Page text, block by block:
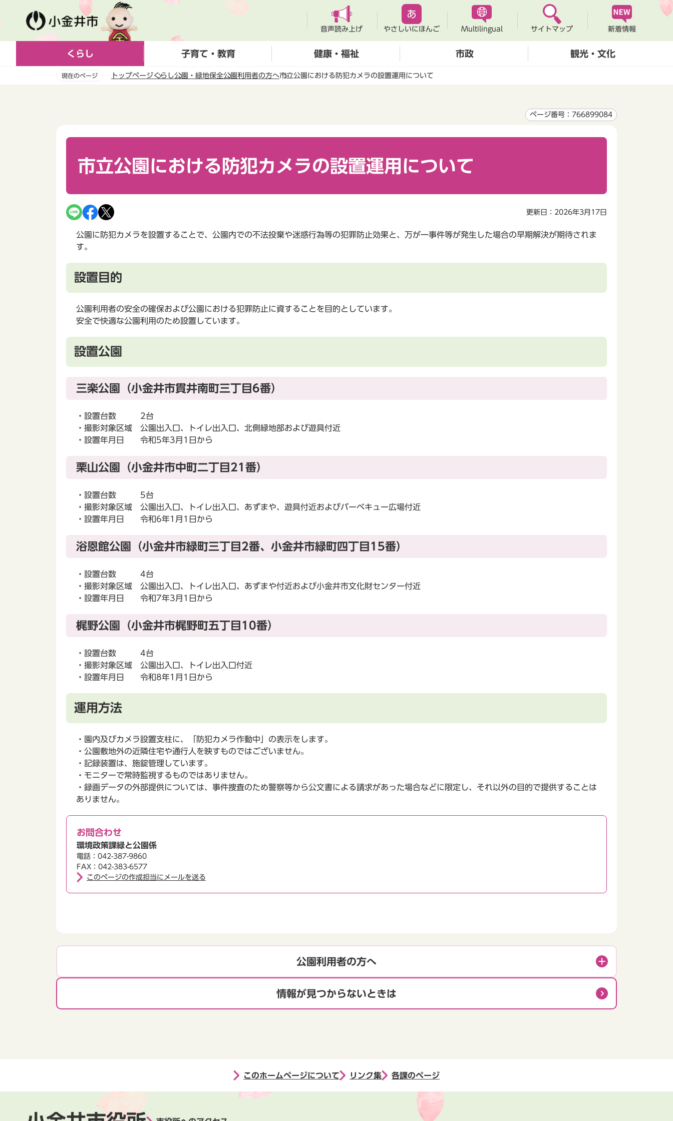
ー
音声読み上げ やさしいにほんご Multilingual サイトマップ 新着情報
くらし 子育て・教育 健康・福祉 市政 観光・文化
現在のページ トップページくらし公園・緑地保全公園利用者の方へ市立公園における防犯カメラの設置運用について
ページ番号：766899084
市立公園における防犯カメラの設置運用について
更新日：2026年3月17日
公園に防犯カメラを設置することで、公園内での不法投棄や迷惑行為等の犯罪防止効果と、万が一事件等が発生した場合の早期解決が期待されま
す。
設置目的
公園利用者の安全の確保および公園における犯罪防止に資することを目的としています。
安全で快適な公園利用のため設置しています。
設置公園
三楽公園（小金井市貫井南町三丁目6番）
・設置台数 2台
・撮影対象区域 公園出入口、トイレ出入口、北側緑地部および遊具付近
・設置年月日 令和5年3月1日から
栗山公園（小金井市中町二丁目21番）
・設置台数 5台
・撮影対象区域 公園出入口、トイレ出入口、あずまや、遊具付近およびバーベキュー広場付近
・設置年月日 令和6年1月1日から
浴恩館公園（小金井市緑町三丁目2番、小金井市緑町四丁目15番）
・設置台数 4台
・撮影対象区域 公園出入口、トイレ出入口、あずまや付近および小金井市文化財センター付近
・設置年月日 令和7年3月1日から
梶野公園（小金井市梶野町五丁目10番）
・設置台数 4台
・撮影対象区域 公園出入口、トイレ出入口付近
・設置年月日 令和8年1月1日から
運用方法
・園内及びカメラ設置支柱に、「防犯カメラ作動中」の表示をします。
・公園敷地外の近隣住宅や通行人を映すものではございません。
・記録装置は、施錠管理しています。
・モニターで常時監視するものではありません。
・録画データの外部提供については、事件捜査のため警察等から公文書による請求があった場合などに限定し、それ以外の目的で提供することは
ありません。
お問合わせ
環境政策課緑と公園係
電話：042-387-9860
FAX：042-383-6577
このページの作成担当にメールを送る
公園利用者の方へ
情報が見つからないときは
このホームページについて リンク集 各課のページ